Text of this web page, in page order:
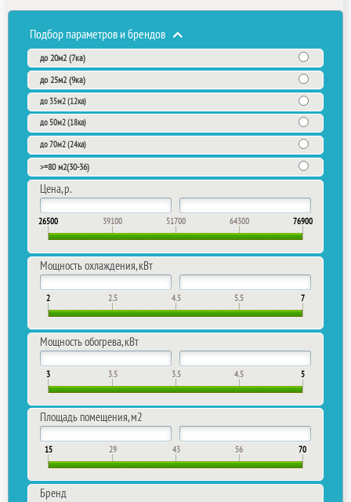
Подбор параметров и брендов
до 20м2 (7ка)
до 25м2 (9ка)
до 35м2 (12ка)
до 50м2 (18ка)
до 70м2 (24ка)
>=80 м2(30-36)
Цена, р.
26500 39100 51700 64300 76900
Мощность охлаждения, кВт
2 2.5 4.5 5.5 7
Мощность обогрева, кВт
3 3.5 3.5 4.5 5
Площадь помещения, м2
15 29 43 56 70
Бренд